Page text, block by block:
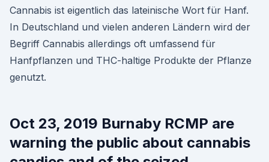
Cannabis ist eigentlich das lateinische Wort für Hanf.
In Deutschland und vielen anderen Ländern wird der
Begriff Cannabis allerdings oft umfassend für
Hanfpflanzen und THC-haltige Produkte der Pflanze
genutzt.
Oct 23, 2019 Burnaby RCMP are
warning the public about cannabis